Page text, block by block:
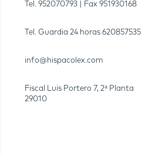
Tel. 952070793 | Fax 951930168
Tel. Guardia 24 horas 620857535
info@hispacolex.com
Fiscal Luis Portero 7, 2ª Planta
29010